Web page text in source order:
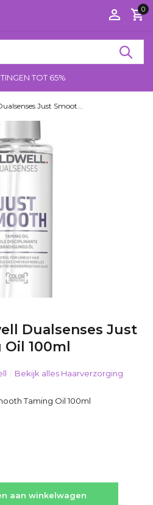
0
TOT 65%
Just Smoot...
Dualsenses Just
100ml
Bekijk alles Haarverzorging
Taming Oil 100ml
aan winkelwagen